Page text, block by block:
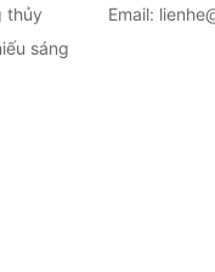
thủy
sáng
Email: